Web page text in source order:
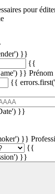
pour
}}
{{
}} Prénom
{{
}}
}}
{{
}}